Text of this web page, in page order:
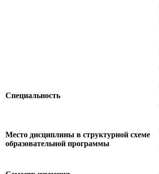
Специальность
Место дисциплины в структурной схеме
образовательной программы